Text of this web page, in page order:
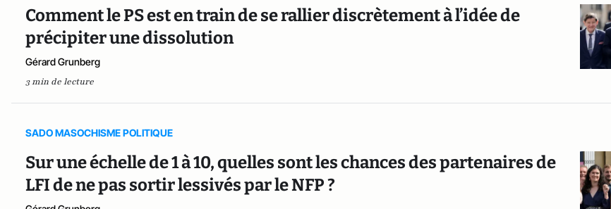
Comment le PS est en train de se rallier discrètement à l’idée de
précipiter une dissolution
Gérard Grunberg
3 min de lecture
SADO MASOCHISME POLITIQUE
Sur une échelle de 1 à 10, quelles sont les chances des partenaires de
LFI de ne pas sortir lessivés par le NFP ?